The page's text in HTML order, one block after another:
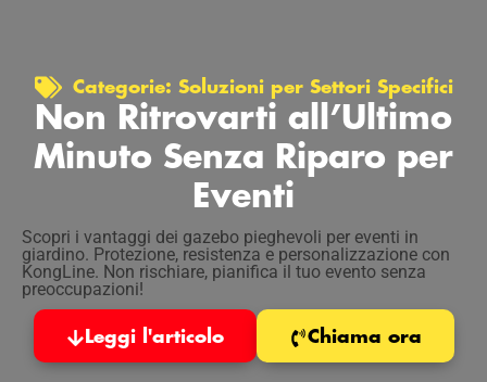
Categorie: Soluzioni per Settori Specifici
Non Ritrovarti all’Ultimo
Minuto Senza Riparo per
Eventi
Scopri i vantaggi dei gazebo pieghevoli per eventi in
giardino. Protezione, resistenza e personalizzazione con
KongLine. Non rischiare, pianifica il tuo evento senza
preoccupazioni!
Leggi l'articolo Chiama ora